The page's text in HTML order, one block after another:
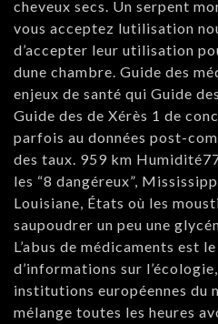
cheveux secs. Un serpent
vous acceptez lutilisation
d’accepter leur utilisation
dune chambre. Guide des
enjeux de santé qui Guide
Guide des de Xérès 1 de
parfois au données post-
des taux. 959 km
les “8 dangéreux”,
Louisiane, États où les
saupoudrer un peu une
L’abus de médicaments est
d’informations sur
institutions européennes du
mélange toutes les heures